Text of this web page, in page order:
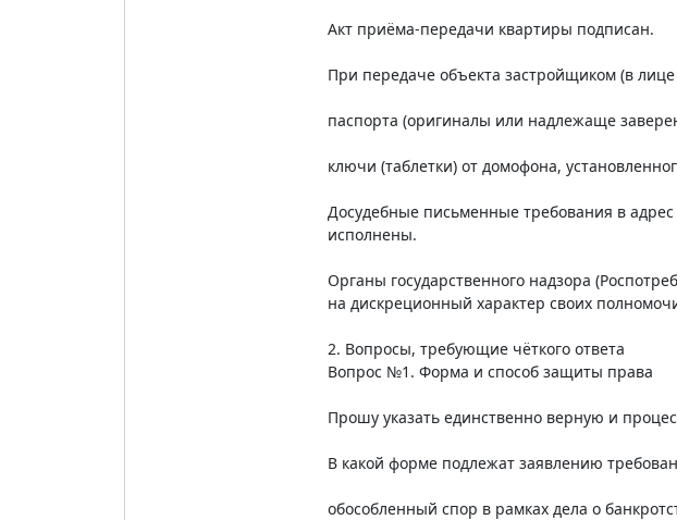
Акт приёма-передачи квартиры подписан.
При передаче объекта застройщиком (в
паспорта (оригиналы или надлежаще
ключи (таблетки) от домофона,
Досудебные письменные требования в
исполнены.
Органы государственного надзора
на дискреционный характер своих
2. Вопросы, требующие чёткого ответа
Вопрос №1. Форма и способ защиты права
Прошу указать единственно верную и
В какой форме подлежат заявлению
обособленный спор в рамках дела о